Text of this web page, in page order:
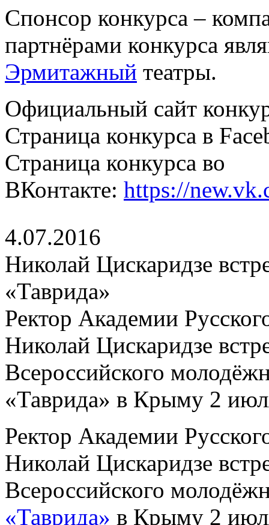
Спонсор конкурса –
партнёрами конкурса
Эрмитажный театры.
Официальный сайт
Страница конкурса в
Страница конкурса во
ВКонтакте: https://
4.07.2016
Николай Цискаридзе
«Таврида»
Ректор Академии
Николай Цискаридзе
Всероссийского
«Таврида» в Крыму 2
Ректор Академии
Николай Цискаридзе
Всероссийского
«Таврида» в Крыму 2